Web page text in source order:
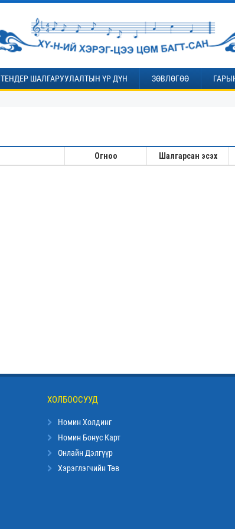
ТЕНДЕР ШАЛГАРУУЛАЛТЫН ҮР ДҮН ЗӨВЛӨГӨӨ
Огноо Шалгарсан эсэх
ХОЛБООСУУД
Номин Холдинг
Номин Бонус Карт
Онлайн Дэлгүүр
Хэрэглэгчийн Төв